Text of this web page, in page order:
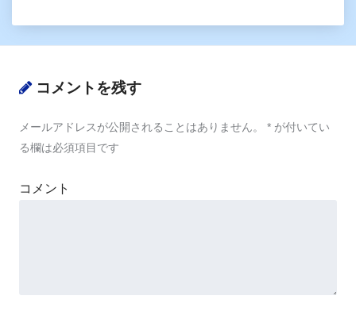
コメントを残す
メールアドレスが公開されることはありません。 * が付いてい
る欄は必須項目です
コメント